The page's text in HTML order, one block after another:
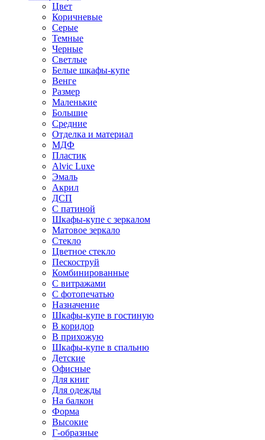
Цвет
Коричневые
Серые
Темные
Черные
Светлые
Белые шкафы-купе
Венге
Размер
Маленькие
Большие
Средние
Отделка и материал
МДФ
Пластик
Alvic Luxe
Эмаль
Акрил
ДСП
С патиной
Шкафы-купе с зеркалом
Матовое зеркало
Стекло
Цветное стекло
Пескоструй
Комбинированные
С витражами
С фотопечатью
Назначение
Шкафы-купе в гостиную
В коридор
В прихожую
Шкафы-купе в спальню
Детские
Офисные
Для книг
Для одежды
На балкон
Форма
Высокие
Г-образные